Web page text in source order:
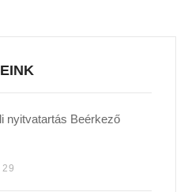
nyitvatartás Beérkező